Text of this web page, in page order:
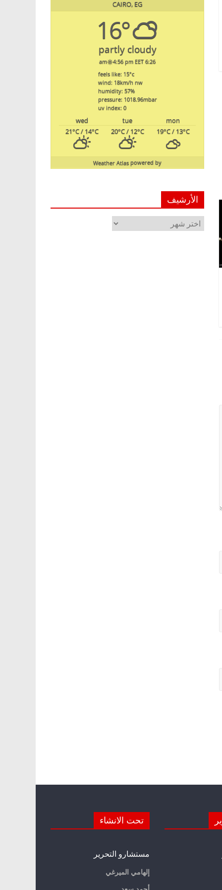
CAIRO, EG
16°
partly cloudy
6:26 am
4:56 pm EET
feels like: 15°c
wind: 18km/h nw
humidity: 57%
pressure: 1018.96mbar
uv index: 0
mon
tue
wed
19°C/ 13°C
20°C/ 12°C
21°C/ 14°C
powered by
Weather Atlas
الأرشيف
الأرشيف
تحت الانشاء
مستشارو التحرير
إلهامي الميرغي